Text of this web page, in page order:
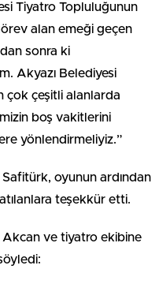
Tiyatro Topluluğunun
alan emeği geçen
sonra ki
Akyazı Belediyesi
çok çeşitli alanlarda
boş vakitlerini
yönlendirmeliyiz.”
Safitürk, oyunun ardından
teşekkür etti.
Akcan ve tiyatro ekibine